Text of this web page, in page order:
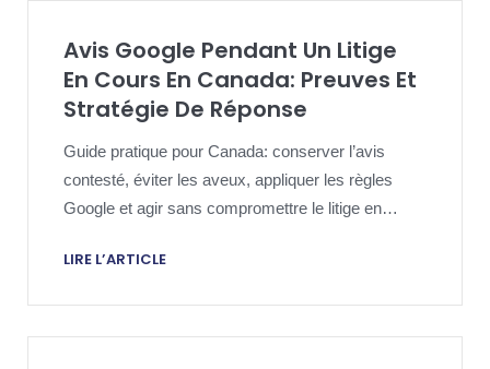
Avis Google Pendant Un Litige
En Cours En Canada: Preuves Et
Stratégie De Réponse
Guide pratique pour Canada: conserver l’avis
contesté, éviter les aveux, appliquer les règles
Google et agir sans compromettre le litige en
LIRE L’ARTICLE